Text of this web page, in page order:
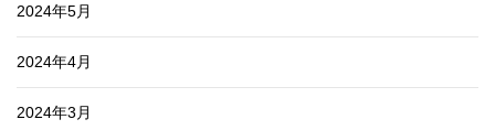
2024年5月
2024年4月
2024年3月